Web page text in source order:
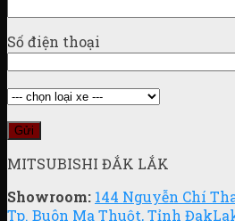
Số điện thoại
MITSUBISHI ĐẮK LẮK
Showroom: 144 Nguyễn Chí
Tp. Buôn Ma Thuột, Tỉnh